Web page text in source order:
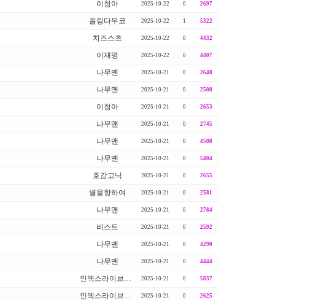
이청아 2025-10-22 0 2697
폴링다무코 2025-10-22 1 5322
치즈스츠 2025-10-22 0 4432
이재명 2025-10-22 0 4407
나무맨 2025-10-21 0 2648
나무맨 2025-10-21 0 2508
이청아 2025-10-21 0 2653
나무맨 2025-10-21 0 2745
나무맨 2025-10-21 0 4508
나무맨 2025-10-21 0 5404
호감고닉 2025-10-21 0 2655
별을향하여 2025-10-21 0 2581
나무맨 2025-10-21 0 2784
비스트 2025-10-21 0 2592
나무맨 2025-10-21 0 4290
나무맨 2025-10-21 0 4444
인덱스라이브로룸 2025-10-21 0 5837
인덱스라이브로룸 2025-10-21 0 2625